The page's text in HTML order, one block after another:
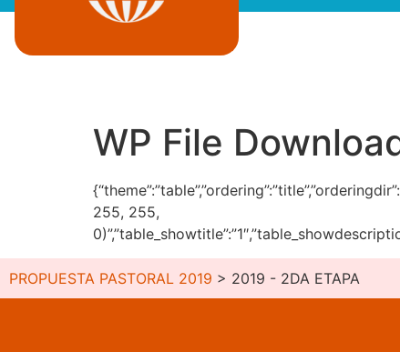
WP File
255, 255,
PROPUESTA PASTORAL 2019 > 2019 - 2DA ETAPA